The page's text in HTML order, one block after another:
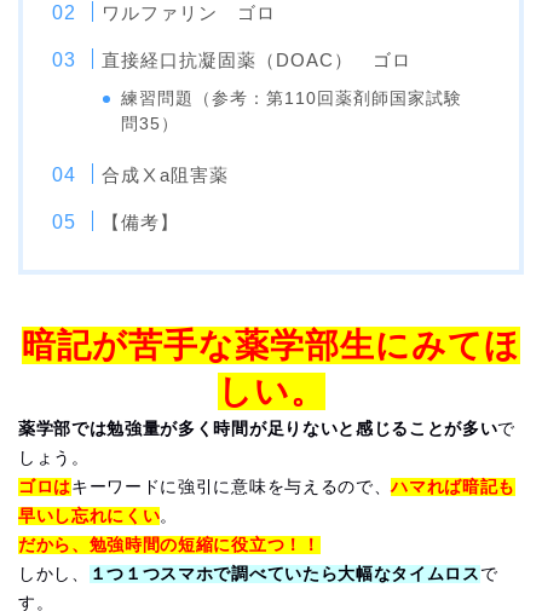
ワルファリン ゴロ
直接経口抗凝固薬（DOAC） ゴロ
練習問題（参考：第110回薬剤師国家試験
問35）
合成Ⅹa阻害薬
【備考】
暗記が苦手な薬学部生にみてほ
しい。
薬学部では勉強量が多く時間が足りないと感じることが多いで
しょう。
ゴロはキーワードに強引に意味を与えるので、ハマれば暗記も
早いし忘れにくい。
だから、勉強時間の短縮に役立つ！！
しかし、
１つ１つスマホで調べていたら大幅なタイムロス で
す。